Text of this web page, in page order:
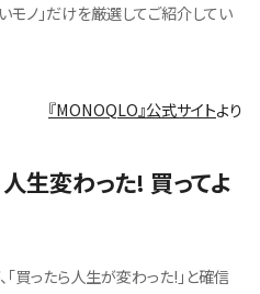
モノ」だけを厳選してご紹介してい
『MONOQLO』公式サイトより
人生変わった! 買ってよ
買ったら人生が変わった!」と確信